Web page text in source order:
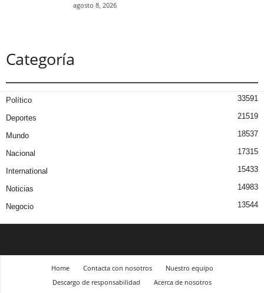
agosto 8, 2026
Categoría
Político 33591
Deportes 21519
Mundo 18537
Nacional 17315
International 15433
Noticias 14983
Negocio 13544
Home Contacta con nosotros
Nuestro equipo
Descargo de responsabilidad
Acerca de nosotros